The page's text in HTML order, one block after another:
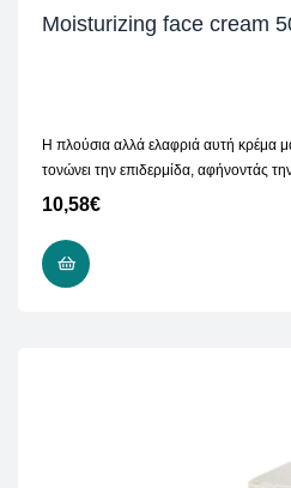
Moisturizing face cream
Η πλούσια αλλά ελαφριά αυτή κρέμα
τονώνει την επιδερμίδα, αφήνοντάς
10,58€